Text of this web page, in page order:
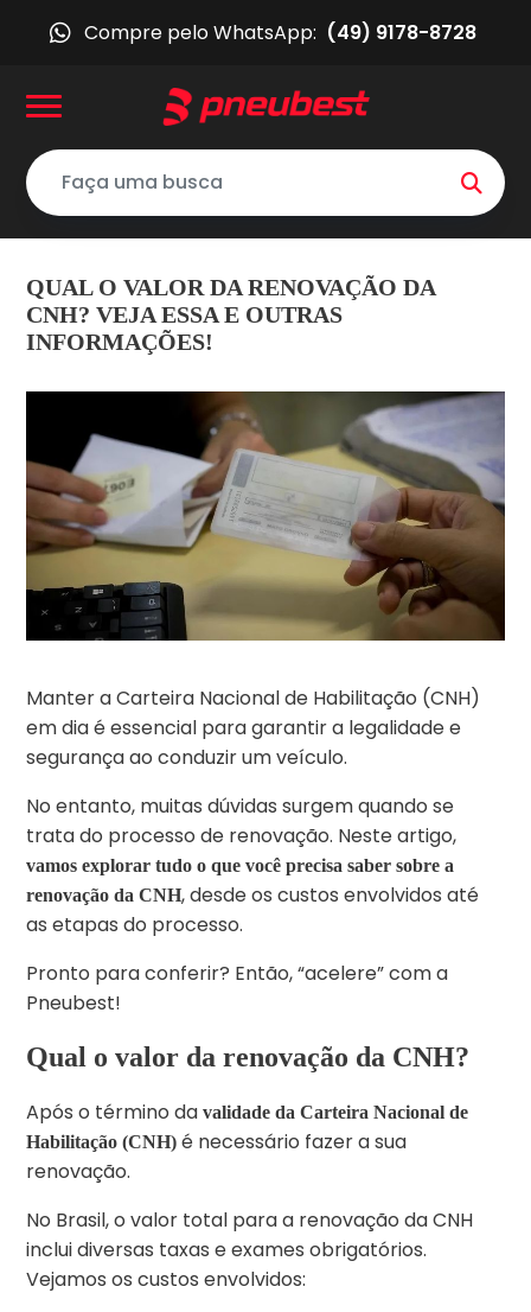
Compre pelo WhatsApp: (49) 9178-8728
QUAL O VALOR DA RENOVAÇÃO DA
CNH? VEJA ESSA E OUTRAS
INFORMAÇÕES!
Manter a Carteira Nacional de Habilitação (CNH)
em dia é essencial para garantir a legalidade e
segurança ao conduzir um veículo.
No entanto, muitas dúvidas surgem quando se
trata do processo de renovação. Neste artigo,
vamos explorar tudo o que você precisa saber sobre a
renovação da CNH, desde os custos envolvidos até
as etapas do processo.
Pronto para conferir? Então, “acelere” com a
Pneubest!
Qual o valor da renovação da CNH?
Após o término davalidade da Carteira Nacional de
Habilitação (CNH) é necessário fazer a sua
renovação.
No Brasil, o valor total para a renovação da CNH
inclui diversas taxas e exames obrigatórios.
Vejamos os custos envolvidos: